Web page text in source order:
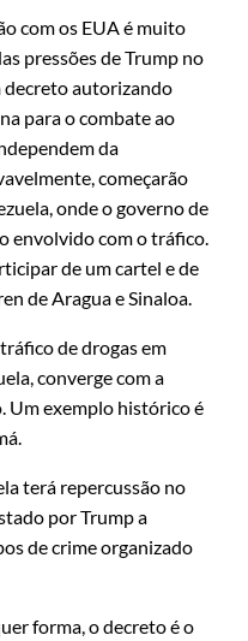
com os EUA é muito
pressões de Trump no
decreto autorizando
para o combate ao
da
começarão
onde o governo de
envolvido com o tráfico.
de um cartel e de
de Aragua e Sinaloa.
de drogas em
converge com a
Um exemplo histórico é
terá repercussão no
por Trump a
de crime organizado
forma, o decreto é o